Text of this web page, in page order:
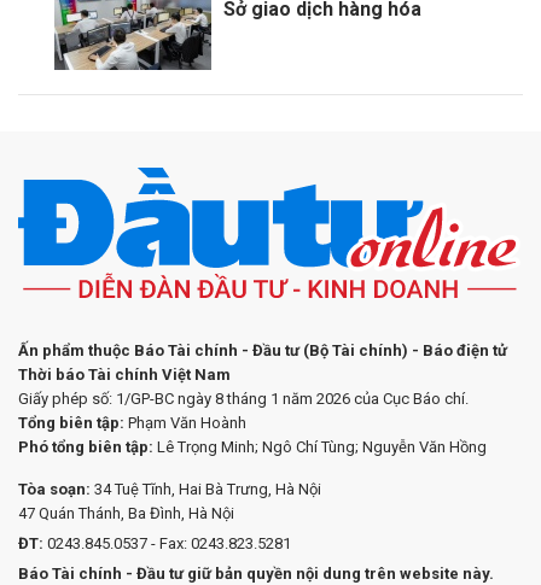
Sở giao dịch hàng hóa
Ấn phẩm thuộc Báo Tài chính - Đầu tư (Bộ Tài chính) - Báo điện tử
Thời báo Tài chính Việt Nam
Giấy phép số: 1/GP-BC ngày 8 tháng 1 năm 2026 của Cục Báo chí.
Tổng biên tập: Phạm Văn Hoành
Phó tổng biên tập: Lê Trọng Minh; Ngô Chí Tùng; Nguyễn Văn Hồng
Tòa soạn: 34 Tuệ Tĩnh, Hai Bà Trưng, Hà Nội
47 Quán Thánh, Ba Đình, Hà Nội
ĐT: 0243.845.0537 - Fax: 0243.823.5281
Báo Tài chính - Đầu tư giữ bản quyền nội dung trên website này.